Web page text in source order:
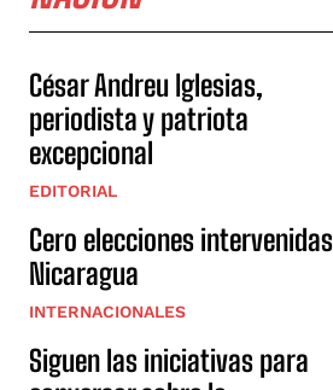
César Andreu Iglesias,
periodista y patriota
excepcional
EDITORIAL
Cero elecciones
Nicaragua
INTERNACIONALES
Siguen las iniciativas para